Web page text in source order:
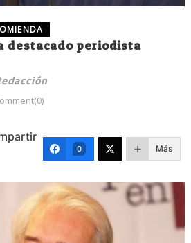
destacado periodista
0 Más